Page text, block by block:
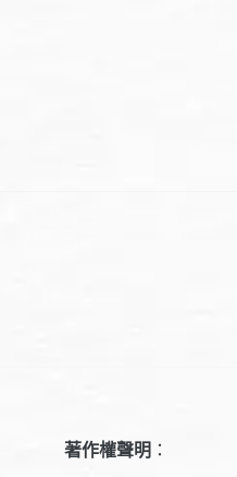
著作權聲明 ：